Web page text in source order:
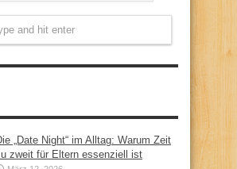
„Date Night“ im Alltag: Warum Zeit
zweit für Eltern essenziell ist